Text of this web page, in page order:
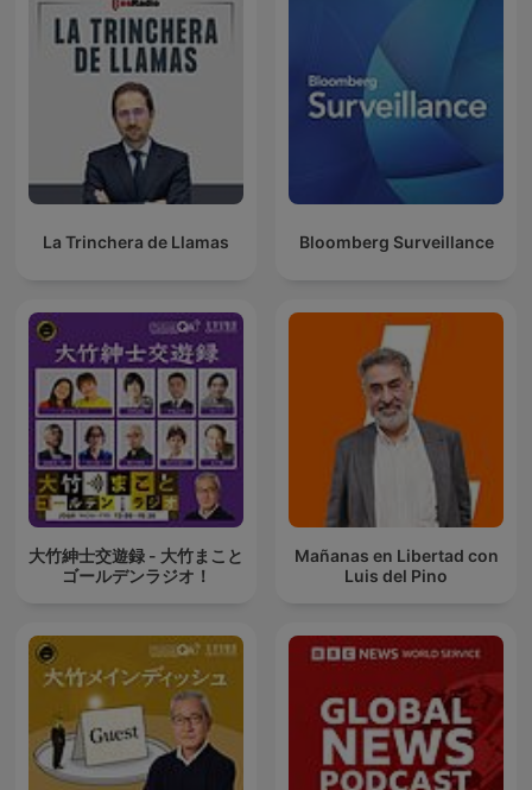
La Trinchera de Llamas Bloomberg Surveillance
大竹紳士交遊録 - 大竹まこと
ゴールデンラジオ！
Mañanas en Libertad con
Luis del Pino